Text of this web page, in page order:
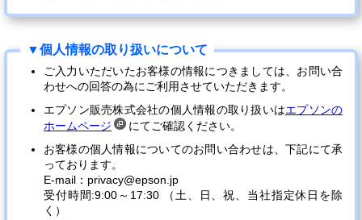
ご入力いただいたお客様の情報につきましては、お問い合
わせへの回答の為にご利用させていただきます。
エプソン販売株式会社の個人情報の取り扱いはエプソンの
ホームページ
にてご確認ください。
お客様の個人情報についてのお問い合わせは、下記にて承
っております。
E-mail：privacy@epson.jp
受付時間:9:00～17:30 （土、日、祝、当社指定休日を除
く）